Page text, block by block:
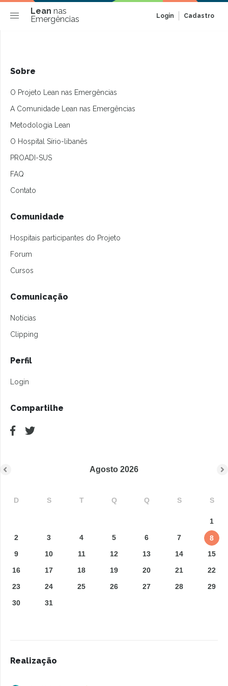
Lean nas
Emergências
Login Cadastro
Sobre
O Projeto Lean nas Emergências
A Comunidade Lean nas Emergências
Metodologia Lean
O Hospital Sírio-libanês
PROADI-SUS
FAQ
Contato
Comunidade
Hospitais participantes do Projeto
Forum
Cursos
Comunicação
Notícias
Clipping
Perfil
Login
Compartilhe
Agosto 2026
D S T Q Q S S
1
2
3 4 5 6 7
8
9
10 11 12 13 14
15
16
17 18 19 20 21
22
23
24 25 26 27 28
29
30
31
Realização